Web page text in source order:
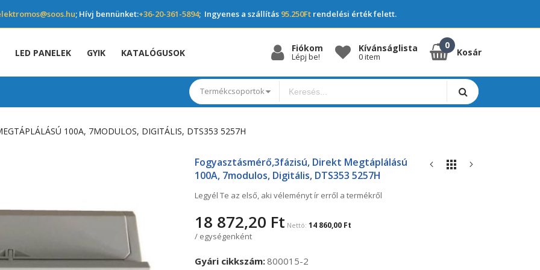
; Hívj bennünket:+36-20-361-5894; Ingyenes a szállítás 95.250Ft rendelési érték felett.
LED PANELEK GYIK KATALÓGUSOK Fiókom
Lépj be!
Kívánságlista
0 item Kosár
Termékcsoportok
100A, 7MODULOS, DIGITÁLIS, DTS353 5257H
Fogyasztásmérő,3fázisú, Direkt Megtáplálású
100A, 7modulos, Digitális, DTS353 5257H
Legyél Te az első, aki véleményt ír erről a termékről
18 872,20 Ft 14 860,00 Ft
/ egységenként
Gyári cikkszám 800015-2